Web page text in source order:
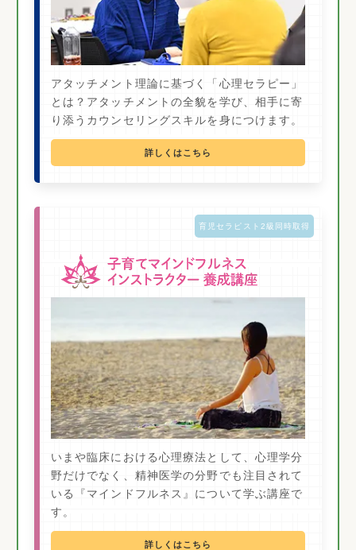
アタッチメント理論に基づく「心理セラピー」
とは？アタッチメントの全貌を学び、相手に寄
り添うカウンセリングスキルを身につけます。
詳しくはこちら
育児セラピスト2級同時取得
いまや臨床における心理療法として、心理学分
野だけでなく、精神医学の分野でも注目されて
いる『マインドフルネス』について学ぶ講座で
す。
詳しくはこちら